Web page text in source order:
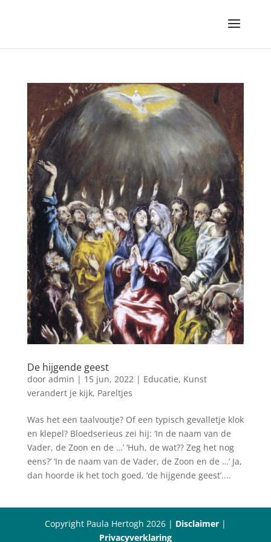
De hijgende geest
door admin | 15 jun, 2022| Educatie, Kunst
verandert je kijk, Pareltjes
Was het een taalvoutje? Of een typisch gevalletje klok
en klepel? Bloedserieus zei hij: ‘In de naam van de
Vader, de Zoon en de …’ ‘Huh, de wat?? Zeg het nog
eens?’ ‘In de naam van de Vader, de Zoon en de …’ Ja,
dan hoorde ik het toch goed, ‘de hijgende geest’....
Copyright Paula Hertogh 2026 | Disclaimer|
Privacyverklaring